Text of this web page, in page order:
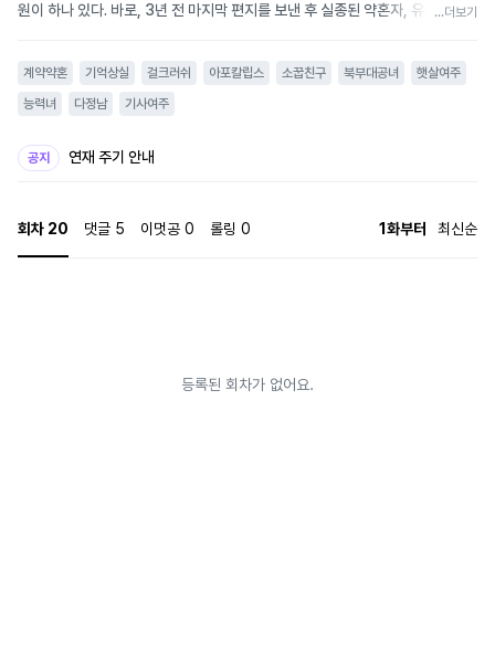
원이 하나 있다. 바로, 3년 전 마지막 편지를 보낸 후 실종된 약혼자, 유트반을
든 기억을 잃었다. 그 자신이 누구인지조차도. 지금껏 레니베르를 버티게 했던
그의 존재는 오직 그녀만의 것으로 남았다. “미안하지만, 기억을 못 한다고 약혼
놓을 수 없었던 그녀는 그가 기억을 되찾을 때까지 제 곁에 묶어두기 위해 계약
약혼을 제안한다. “파혼은, 세상을 지킨 후에만 가능한 것으로 하지.” - *화/토
hanmogeummore@gmail.com
...더보기
계약약혼 기억상실 걸크러쉬 아포칼립스 소꿉친구 북부대공녀
햇살여주
능력녀
다정남 기사여주
공지 연재 주기 안내
회차 20 댓글 5 이멋공 0 롤링 0 1화부터 최신순
등록된 회차가 없어요.